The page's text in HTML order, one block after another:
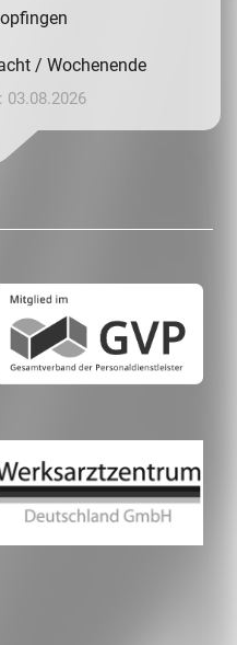
/ Wochenende